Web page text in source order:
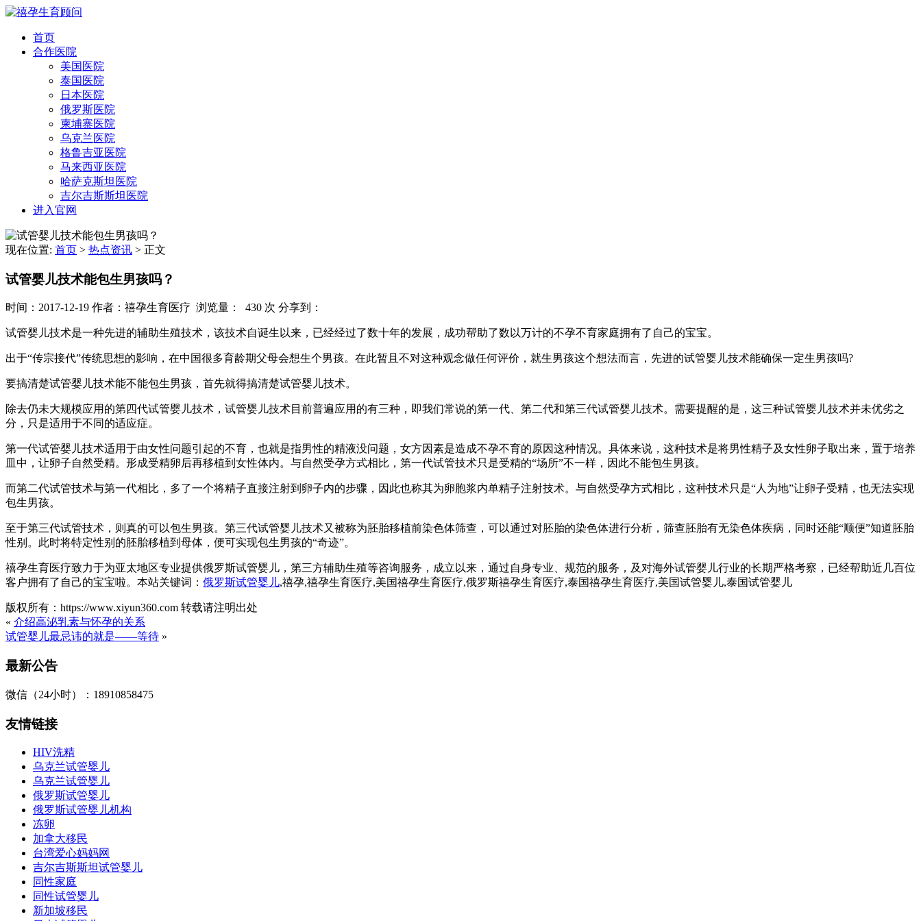
首页
合作医院
美国医院
泰国医院
日本医院
俄罗斯医院
柬埔寨医院
乌克兰医院
格鲁吉亚医院
马来西亚医院
哈萨克斯坦医院
吉尔吉斯斯坦医院
进入官网
现在位置: 首页 > 热点资讯 > 正文
试管婴儿技术能包生男孩吗？
时间：2017-12-19 作者：禧孕生育医疗 浏览量： 430 次 分享到：
试管婴儿技术是一种先进的辅助生殖技术，该技术自诞生以来，已经经过了数十年的发展，成功帮助了数以万计的不孕不育家庭拥有了自己的宝宝。
出于“传宗接代”传统思想的影响，在中国很多育龄期父母会想生个男孩。在此暂且不对这种观念做任何评价，就生男孩这个想法而言，先进的试管婴儿技术能确保一定生男孩吗?
要搞清楚试管婴儿技术能不能包生男孩，首先就得搞清楚试管婴儿技术。
除去仍未大规模应用的第四代试管婴儿技术，试管婴儿技术目前普遍应用的有三种，即我们常说的第一代、第二代和第三代试管婴儿技术。需要提醒的是，这三种试管婴儿技术并未优劣之
分，只是适用于不同的适应症。
第一代试管婴儿技术适用于由女性问题引起的不育，也就是指男性的精液没问题，女方因素是造成不孕不育的原因这种情况。具体来说，这种技术是将男性精子及女性卵子取出来，置于培养
皿中，让卵子自然受精。形成受精卵后再移植到女性体内。与自然受孕方式相比，第一代试管技术只是受精的“场所”不一样，因此不能包生男孩。
而第二代试管技术与第一代相比，多了一个将精子直接注射到卵子内的步骤，因此也称其为卵胞浆内单精子注射技术。与自然受孕方式相比，这种技术只是“人为地”让卵子受精，也无法实现
包生男孩。
至于第三代试管技术，则真的可以包生男孩。第三代试管婴儿技术又被称为胚胎移植前染色体筛查，可以通过对胚胎的染色体进行分析，筛查胚胎有无染色体疾病，同时还能“顺便”知道胚胎
性别。此时将特定性别的胚胎移植到母体，便可实现包生男孩的“奇迹”。
禧孕生育医疗致力于为亚太地区专业提供俄罗斯试管婴儿，第三方辅助生殖等咨询服务，成立以来，通过自身专业、规范的服务，及对海外试管婴儿行业的长期严格考察，已经帮助近几百位
客户拥有了自己的宝宝啦。本站关键词： 俄罗斯试管婴儿,禧孕,禧孕生育医疗,美国禧孕生育医疗,俄罗斯禧孕生育医疗,泰国禧孕生育医疗,美国试管婴儿,泰国试管婴儿
版权所有：https://www.xiyun360.com 转载请注明出处
« 介绍高泌乳素与怀孕的关系
试管婴儿最忌讳的就是——等待 »
最新公告
微信（24小时）：18910858475
友情链接
HIV洗精
乌克兰试管婴儿
乌克兰试管婴儿
俄罗斯试管婴儿
俄罗斯试管婴儿机构
冻卵
加拿大移民
台湾爱心妈妈网
吉尔吉斯斯坦试管婴儿
同性家庭
同性试管婴儿
新加坡移民